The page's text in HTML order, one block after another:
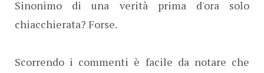
Sinonimo di una verità prima d'ora solo
chiacchierata? Forse.
Scorrendo i commenti è facile da notare che